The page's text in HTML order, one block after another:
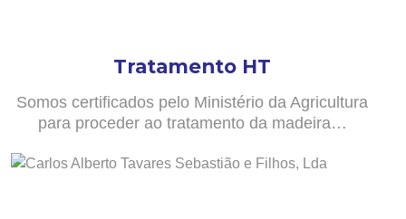
Tratamento HT
Somos certificados pelo Ministério da Agricultura
para proceder ao tratamento da madeira…